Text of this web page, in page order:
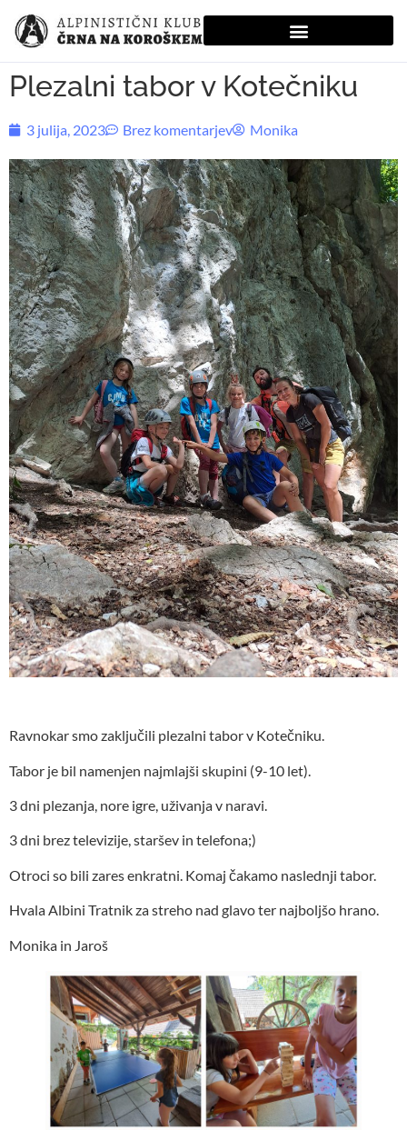
Plezalni tabor v Kotečniku
3 julija, 2023 Brez komentarjev Monika
Ravnokar smo zaključili plezalni tabor v Kotečniku.
Tabor je bil namenjen najmlajši skupini (9-10 let).
3 dni plezanja, nore igre, uživanja v naravi.
3 dni brez televizije, staršev in telefona;)
Otroci so bili zares enkratni. Komaj čakamo naslednji tabor.
Hvala Albini Tratnik za streho nad glavo ter najboljšo hrano.
Monika in Jaroš